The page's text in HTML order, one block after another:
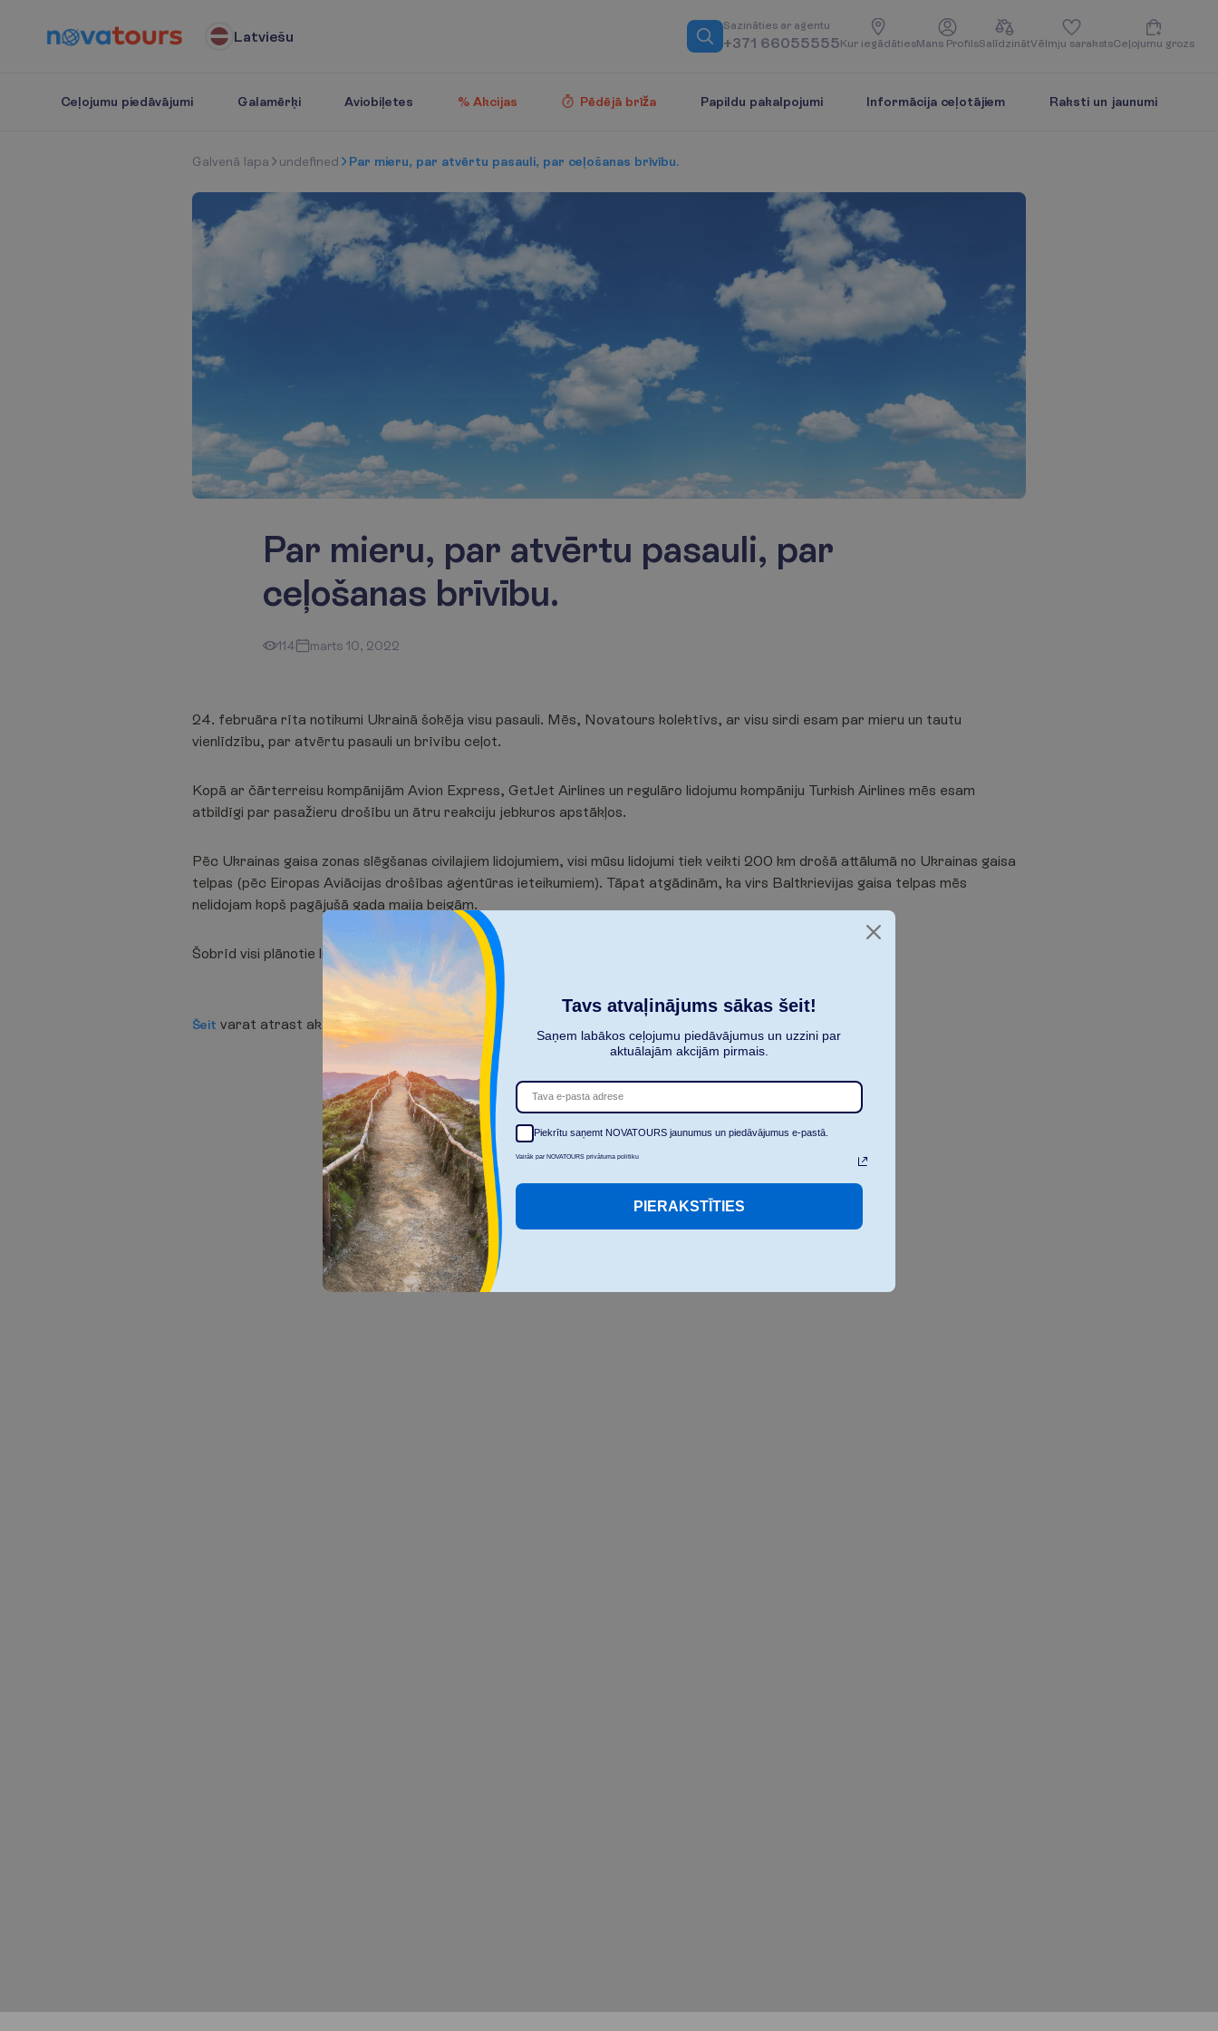
Latviešu
Sazināties ar aģentu
+371 66055555Kur iegādātiesMans ProfilsSalīdzinātVēlmju sarakstsCeļojumu grozs
Ceļojumu piedāvājumi Galamērķi Aviobiļetes % Akcijas Pēdējā brīža Papildu pakalpojumi Informācija ceļotājiem Raksti un jaunumi
Galvenā lapa undefined Par mieru, par atvērtu pasauli, par ceļošanas brīvību.
Par mieru, par atvērtu pasauli, par
ceļošanas brīvību.
114 marts 10, 2022
24. februāra rīta notikumi Ukrainā šokēja visu pasauli. Mēs, Novatours kolektīvs, ar visu sirdi esam par mieru un tautu
vienlīdzību, par atvērtu pasauli un brīvību ceļot.
Kopā ar čārterreisu kompānijām Avion Express, GetJet Airlines un regulāro lidojumu kompāniju Turkish Airlines mēs esam
atbildīgi par pasažieru drošību un ātru reakciju jebkuros apstākļos.
Pēc Ukrainas gaisa zonas slēgšanas civilajiem lidojumiem, visi mūsu lidojumi tiek veikti 200 km drošā attālumā no Ukrainas gaisa
telpas (pēc Eiropas Aviācijas drošības aģentūras ieteikumiem). Tāpat atgādinām, ka virs Baltkrievijas gaisa telpas mēs
nelidojam kopš pagājušā gada maija beigām.
Šobrīd visi plānotie lidojumi notiks saskaņā ar grafiku. Jums tiks ziņots par jebkādām izmaiņām.
Šeit varat atrast aktuālo informāciju par drošu ceļošanu.
Atgriezties pie v iem rakstiem Skatīt nākamo rakstu
Tavs atvaļinājums sākas šeit!
Saņem labākos ceļojumu piedāvājumus un uzzini par
aktuālajām akcijām pirmais.
Piekrītu saņemt NOVATOURS jaunumus un piedāvājumus e-pastā.
Vairāk par NOVATOURS privātuma politiku
PIERAKSTĪTIES